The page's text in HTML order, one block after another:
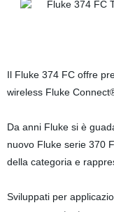
Il Fluke 374 FC offre
wireless Fluke
Da anni Fluke si è
nuovo Fluke serie 370
della categoria e
Sviluppati per